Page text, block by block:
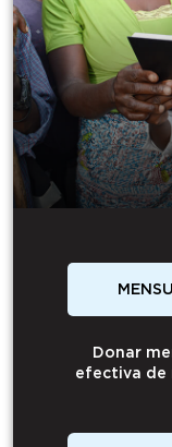
Donar
efectiva de